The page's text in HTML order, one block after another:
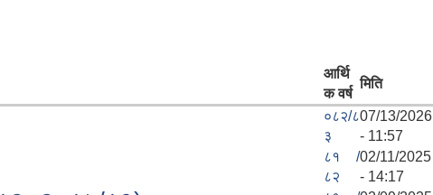
आर्थि
क वर्ष
मिति
०८२/८
३
07/13/2026
- 11:57
८१ /
८२
02/11/2025
- 14:17